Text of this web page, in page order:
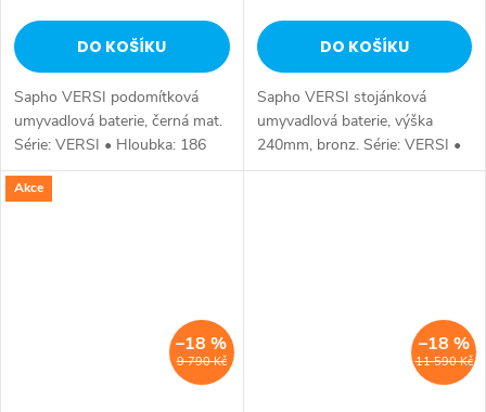
DO KOŠÍKU
Sapho VERSI podomítková
umyvadlová baterie, černá mat.
Série: VERSI • Hloubka: 186
mm • Barva: Černá mat •
Materiál: Mosaz • Tvar: Design
DO KOŠÍKU
Sapho VERSI stojánková
umyvadlová baterie, výška
240mm, bronz. Série: VERSI •
Výška: 238 mm • Barva: Bronz
Akce
9 790 Kč
–18 %
11 590 Kč
–18 %